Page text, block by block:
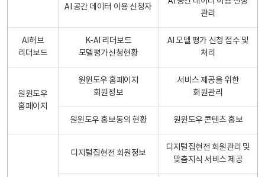
AI 공간 데이터 이용 신청자
관리
AI허브
리더보드
K-AI 리더보드
모델평가신청현황
AI 모델 평가 신청 접수 및
처리
원윈도우
홈페이지
원윈도우 홈페이지
회원정보
서비스 제공을 위한
회원관리
원윈도우 홍보동의 현황 원윈도우 콘텐츠 홍보
디지털집현전 회원정보
디지털집현전 회원관리 및
맞춤지식 서비스 제공